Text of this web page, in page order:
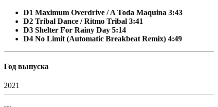
D1 Maximum Overdrive / A Toda Maquina 3:43
D2 Tribal Dance / Ritmo Tribal 3:41
D3 Shelter For Rainy Day 5:14
D4 No Limit (Automatic Breakbeat Remix) 4:49
Год выпуска
2021